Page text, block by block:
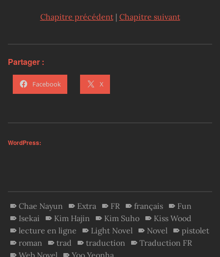
Chapitre précédent| Chapitre suivant
Partager :
Facebook X
WordPress:
Chae Nayun Extra FR français
Fun
Isekai
Kim Hajin Kim Suho
Kiss Wood
lecture en ligne
Light Novel Novel
pistolet
roman
trad traduction
Traduction FR